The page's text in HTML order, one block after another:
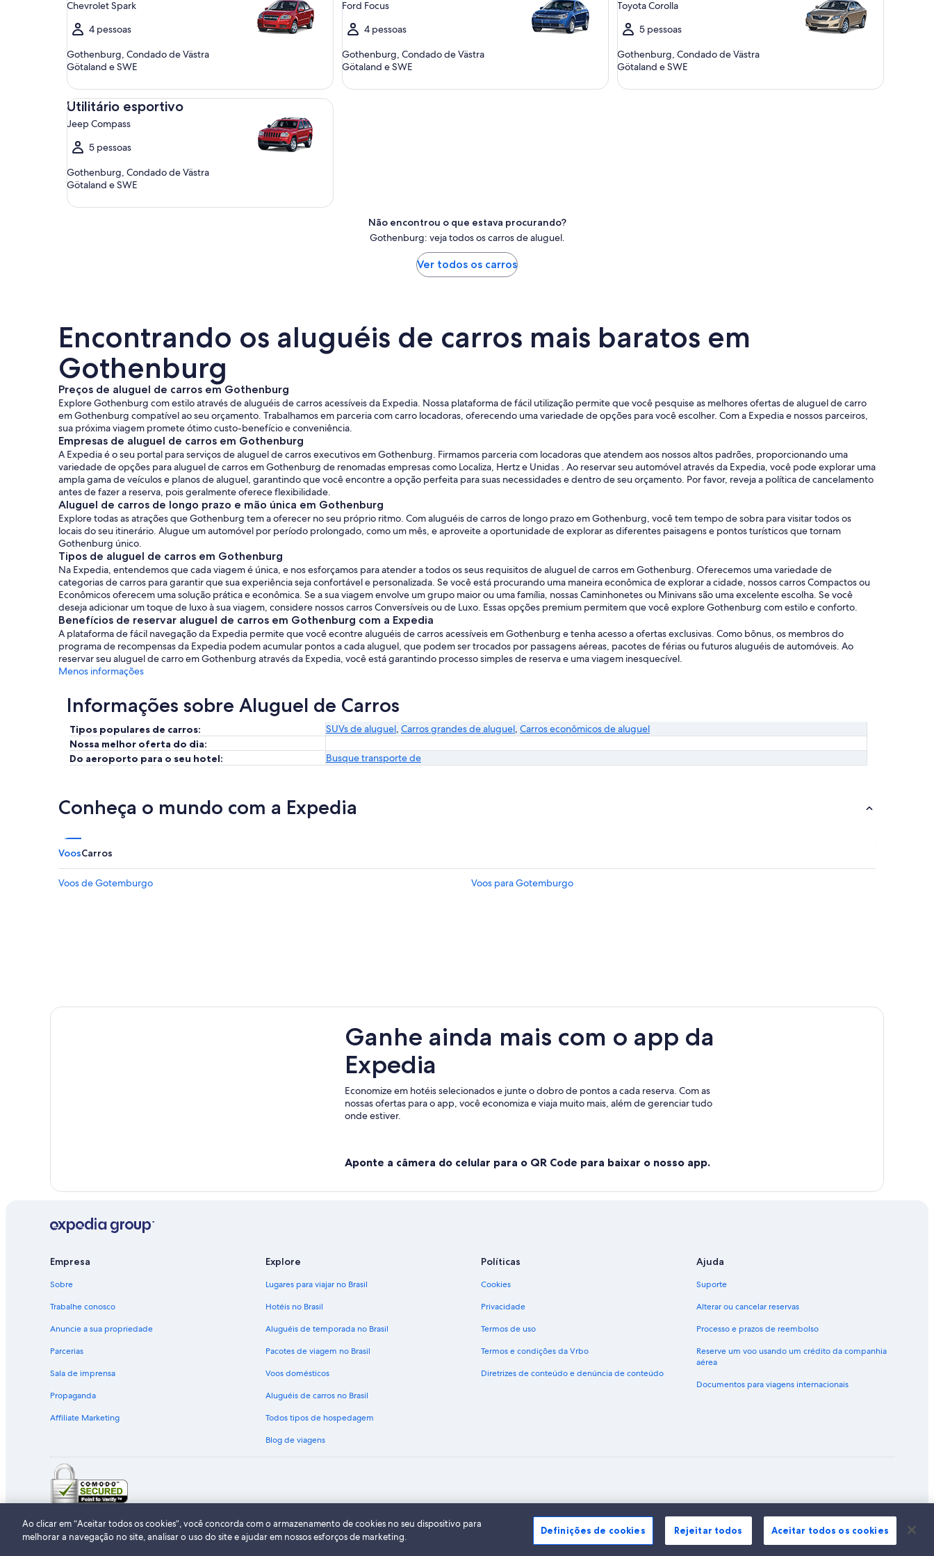
Chevrolet Spark
4 pessoas
Gothenburg, Condado de Västra
Götaland e SWE
Ford Focus
4 pessoas
Gothenburg, Condado de Västra
Götaland e SWE
Toyota Corolla
5 pessoas
Gothenburg, Condado de Västra
Götaland e SWE
Utilitário esportivo
Jeep Compass
5 pessoas
Gothenburg, Condado de Västra
Götaland e SWE
Utilitário esportivo Jeep Compass
Não encontrou o que estava procurando?
Gothenburg: veja todos os carros de aluguel.
Ver todos os carros
Encontrando os aluguéis de carros mais baratos em
Gothenburg
Preços de aluguel de carros em Gothenburg
Explore Gothenburg com estilo através de aluguéis de carros acessíveis da Expedia. Nossa plataforma de fácil utilização permite que você pesquise as melhores ofertas de aluguel de carro
em Gothenburg compatível ao seu orçamento. Trabalhamos em parceria com carro locadoras, oferecendo uma variedade de opções para você escolher. Com a Expedia e nossos parceiros,
sua próxima viagem promete ótimo custo-benefício e conveniência.
Empresas de aluguel de carros em Gothenburg
A Expedia é o seu portal para serviços de aluguel de carros executivos em Gothenburg. Firmamos parceria com locadoras que atendem aos nossos altos padrões, proporcionando uma
variedade de opções para aluguel de carros em Gothenburg de renomadas empresas como Localiza, Hertz e Unidas . Ao reservar seu automóvel através da Expedia, você pode explorar uma
ampla gama de veículos e planos de aluguel, garantindo que você encontre a opção perfeita para suas necessidades e dentro de seu orçamento. Por favor, reveja a política de cancelamento
antes de fazer a reserva, pois geralmente oferece flexibilidade.
Aluguel de carros de longo prazo e mão única em Gothenburg
Explore todas as atrações que Gothenburg tem a oferecer no seu próprio ritmo. Com aluguéis de carros de longo prazo em Gothenburg, você tem tempo de sobra para visitar todos os
locais do seu itinerário. Alugue um automóvel por período prolongado, como um mês, e aproveite a oportunidade de explorar as diferentes paisagens e pontos turísticos que tornam
Gothenburg único.
Tipos de aluguel de carros em Gothenburg
Na Expedia, entendemos que cada viagem é única, e nos esforçamos para atender a todos os seus requisitos de aluguel de carros em Gothenburg. Oferecemos uma variedade de
categorias de carros para garantir que sua experiência seja confortável e personalizada. Se você está procurando uma maneira econômica de explorar a cidade, nossos carros Compactos ou
Econômicos oferecem uma solução prática e econômica. Se a sua viagem envolve um grupo maior ou uma família, nossas Caminhonetes ou Minivans são uma excelente escolha. Se você
deseja adicionar um toque de luxo à sua viagem, considere nossos carros Conversíveis ou de Luxo. Essas opções premium permitem que você explore Gothenburg com estilo e conforto.
Benefícios de reservar aluguel de carros em Gothenburg com a Expedia
A plataforma de fácil navegação da Expedia permite que você econtre aluguéis de carros acessíveis em Gothenburg e tenha acesso a ofertas exclusivas. Como bônus, os membros do
programa de recompensas da Expedia podem acumular pontos a cada aluguel, que podem ser trocados por passagens aéreas, pacotes de férias ou futuros aluguéis de automóveis. Ao
reservar seu aluguel de carro em Gothenburg através da Expedia, você está garantindo processo simples de reserva e uma viagem inesquecível.
Menos informações
Informações sobre Aluguel de Carros
Tipos populares de carros: SUVs de aluguel, Carros grandes de aluguel, Carros econômicos de aluguel
Nossa melhor oferta do dia:
Do aeroporto para o seu hotel:
Busque transporte de
Conheça o mundo com a Expedia
VoosCarros
Voos de Gotemburgo Voos para Gotemburgo
Ganhe ainda mais com o app da
Expedia
Economize em hotéis selecionados e junte o dobro de pontos a cada reserva. Com as
nossas ofertas para o app, você economiza e viaja muito mais, além de gerenciar tudo
onde estiver.
Aponte a câmera do celular para o QR Code para baixar o nosso app.
Empresa
Sobre
Trabalhe conosco
Anuncie a sua propriedade
Parcerias
Sala de imprensa
Propaganda
Affiliate Marketing
Explore
Lugares para viajar no Brasil
Hotéis no Brasil
Aluguéis de temporada no Brasil
Pacotes de viagem no Brasil
Voos domésticos
Aluguéis de carros no Brasil
Todos tipos de hospedagem
Blog de viagens
Políticas
Cookies
Privacidade
Termos de uso
Termos e condições da Vrbo
Diretrizes de conteúdo e denúncia de conteúdo
Ajuda
Suporte
Alterar ou cancelar reservas
Processo e prazos de reembolso
Reserve um voo usando um crédito da companhia
aérea
Documentos para viagens internacionais
© 2026 Expedia, Inc., uma empresa do Expedia Group. Todos os direitos reservados Expedia e o logotipo da Expedia são marcas registradas da Expedia, Inc.
Ao clicar em “Aceitar todos os cookies”, você concorda com o armazenamento de cookies no seu dispositivo para
melhorar a navegação no site, analisar o uso do site e ajudar em nossos esforços de marketing.
Definições de cookies Rejeitar todos Aceitar todos os cookies